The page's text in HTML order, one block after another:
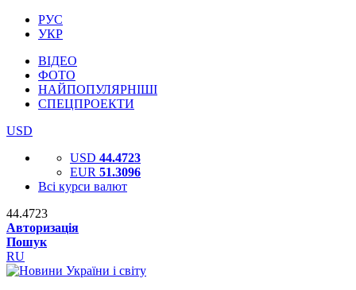
РУС
УКР
ВІДЕО
ФОТО
НАЙПОПУЛЯРНІШІ
СПЕЦПРОЕКТИ
USD
USD 44.4723
EUR 51.3096
Всі курси валют
44.4723
Авторизація
Пошук
RU